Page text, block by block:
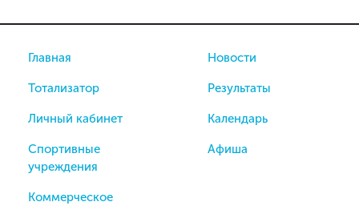
Главная
Тотализатор
Личный кабинет
Спортивные
учреждения
Коммерческое
Новости
Результаты
Календарь
Афиша